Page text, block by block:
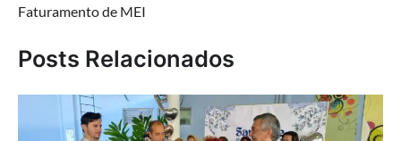
Faturamento de MEI
Posts Relacionados